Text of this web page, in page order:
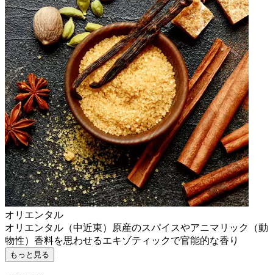
オリエンタル
オリエンタル（中近東）原産のスパイスやアニマリック（動
物性）香料を思わせるエキゾティックで官能的な香り
もっと見る